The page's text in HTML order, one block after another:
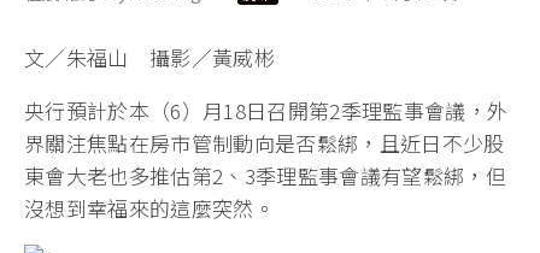
文／朱福山 攝影／黃威彬
央行預計於本（6）月18日召開第2季理監事會議，外
界關注焦點在房市管制動向是否鬆綁，且近日不少股
東會大老也多推估第2、3季理監事會議有望鬆綁，但
沒想到幸福來的這麼突然。